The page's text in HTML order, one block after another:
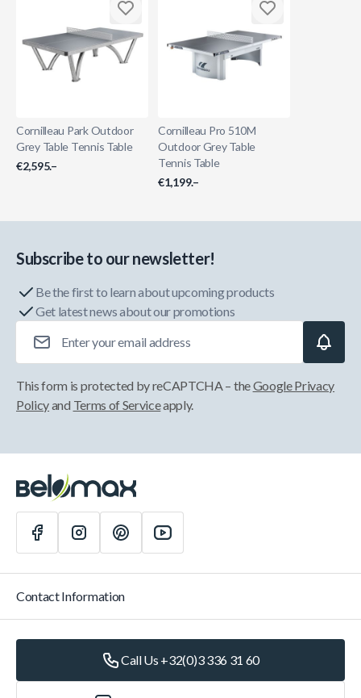
Cornilleau Park Outdoor
Grey Table Tennis Table
€2,595.–
Cornilleau Pro 510M
Outdoor Grey Table
Tennis Table
€1,199.–
Subscribe to our newsletter!
Be the first to learn about upcoming products
Get latest news about our promotions
This form is protected by reCAPTCHA – theGoogle Privacy
Policyand Terms of Serviceapply.
Contact Information
Call Us +32(0)3 336 31 60